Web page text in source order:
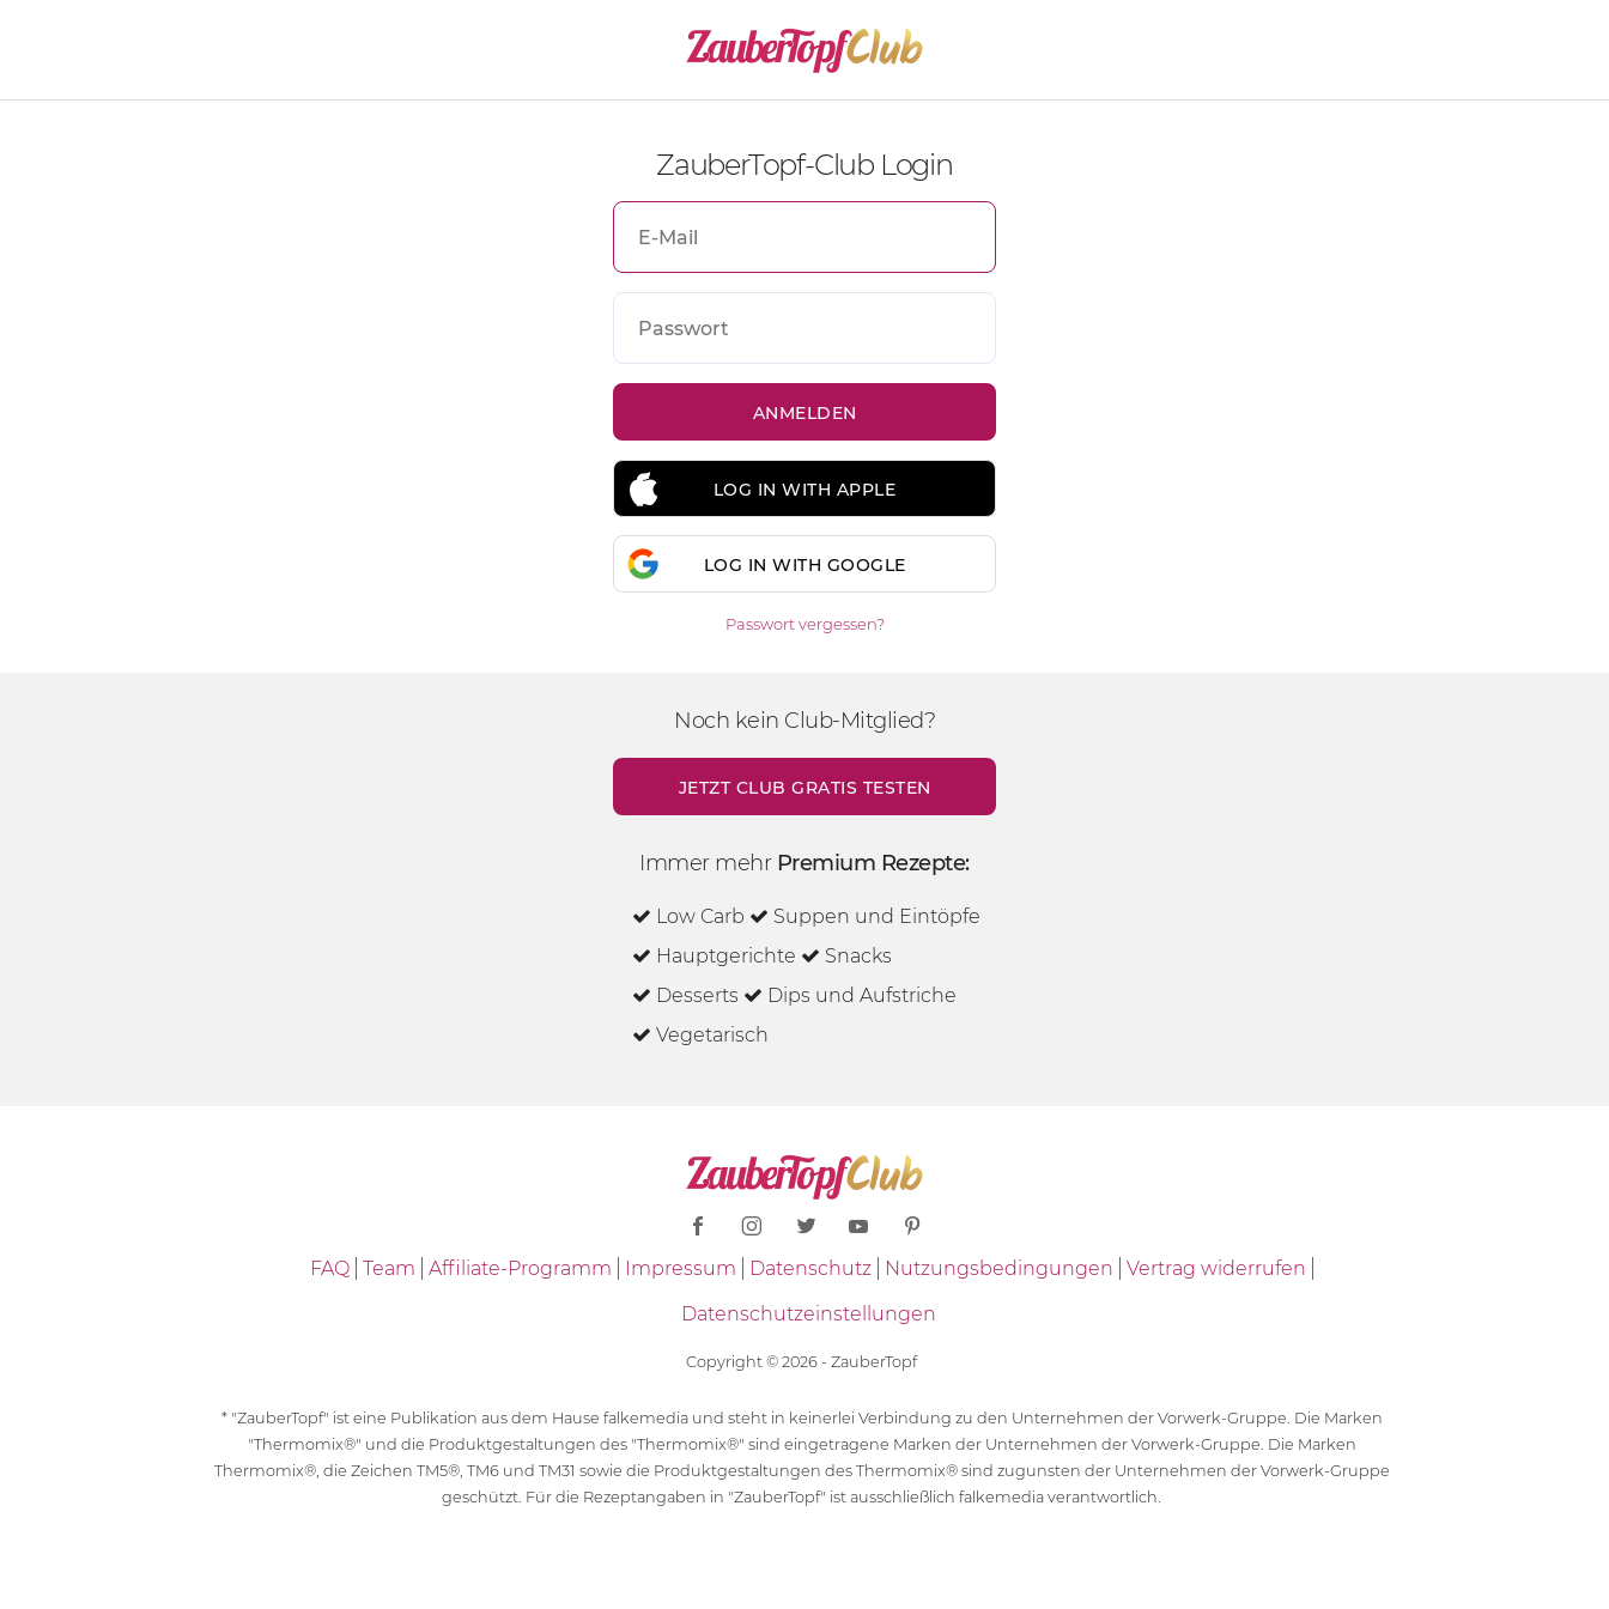
ZauberTopf-Club Login
LOG IN WITH APPLE
LOG IN WITH GOOGLE
Passwort vergessen?
Noch kein Club-Mitglied?
JETZT CLUB GRATIS TESTEN
Immer mehr Premium Rezepte:
Low Carb
Suppen und Eintöpfe
Hauptgerichte
Snacks
Desserts
Dips und Aufstriche
Vegetarisch
FAQ Team Affiliate-Programm Impressum Datenschutz Nutzungsbedingungen
Vertrag widerrufen
Datenschutzeinstellungen
Copyright © 2026 - ZauberTopf
* "ZauberTopf" ist eine Publikation aus dem Hause falkemedia und steht in keinerlei Verbindung zu den Unternehmen der Vorwerk-Gruppe. Die Marken
"Thermomix®" und die Produktgestaltungen des "Thermomix®" sind eingetragene Marken der Unternehmen der Vorwerk-Gruppe. Die Marken
Thermomix®, die Zeichen TM5®, TM6 und TM31 sowie die Produktgestaltungen des Thermomix® sind zugunsten der Unternehmen der Vorwerk-Gruppe
geschützt. Für die Rezeptangaben in "ZauberTopf" ist ausschließlich falkemedia verantwortlich.